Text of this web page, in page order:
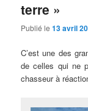
terre »
Publié le13 avril
C’est une des
de celles qui ne
chasseur à